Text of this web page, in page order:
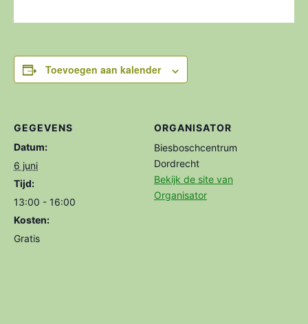
Toevoegen aan kalender
GEGEVENS
Datum:
6 juni
Tijd:
13:00 - 16:00
Kosten:
Gratis
ORGANISATOR
Biesboschcentrum
Dordrecht
Bekijk de site van
Organisator